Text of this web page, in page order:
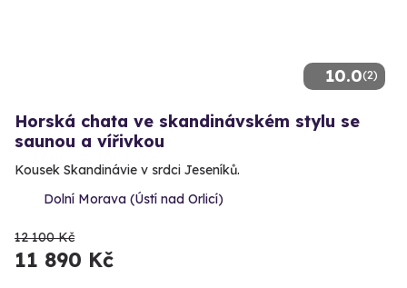
10.0(2)
Horská chata ve skandinávském stylu se
saunou a vířivkou
Kousek Skandinávie v srdci Jeseníků.
Dolní Morava (Ústí nad Orlicí)
12 100 Kč
11 890 Kč